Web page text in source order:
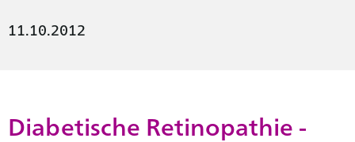
11.10.2012
Diabetische Retinopathie -